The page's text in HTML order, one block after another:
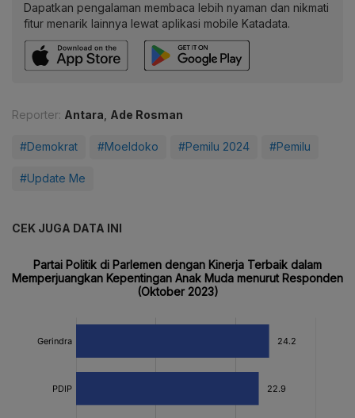
Dapatkan pengalaman membaca lebih nyaman dan nikmati
fitur menarik lainnya lewat aplikasi mobile Katadata.
Reporter: Antara Ade Rosman
#Demokrat #Moeldoko #Pemilu 2024 #Pemilu
#Update Me
CEK JUGA DATA INI